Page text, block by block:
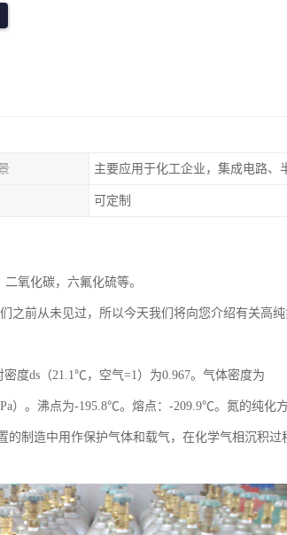
可定制
氧化碳，六氟化硫等。
之前从未见过，所以今天我们将向您介绍有关高
度ds（21.1℃，空气=1）为0.967。气体密度为
）。沸点为-195.8℃。熔点：-209.9℃。氮的纯化
制造中用作保护气体和载气，在化学气相沉积过